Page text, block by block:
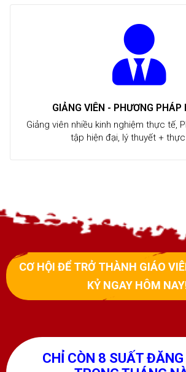
GIẢNG VIÊN - PHƯƠNG PHÁP
Giảng viên nhiều kinh nghiệm thực tế,
tập hiện đại, lý thuyết +
CƠ HỘI ĐỂ TRỞ THÀNH GIÁO
KỶ NGAY HÔM
CHỈ CÒN 8 SUẤT ĐĂNG